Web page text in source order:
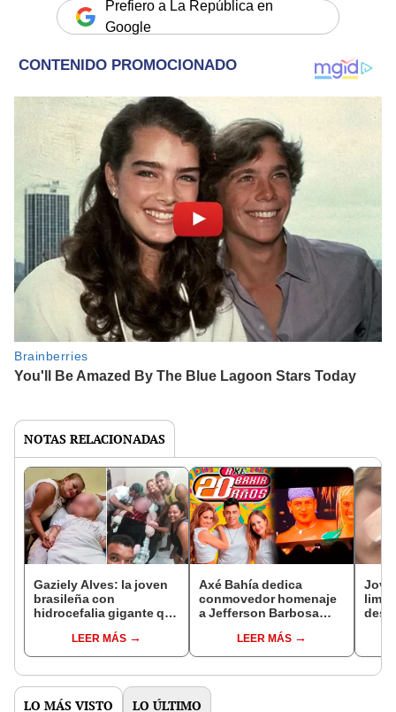
Prefiero a La República en
Google
NOTAS RELACIONADAS
Gaziely Alves: la joven
brasileña con
hidrocefalia gigante que
por su vidaLEER MÁS
Axé Bahía dedica
conmovedor homenaje
a Jefferson Barbosa
LEER MÁS
LO MÁS VISTO LO ÚLTIMO